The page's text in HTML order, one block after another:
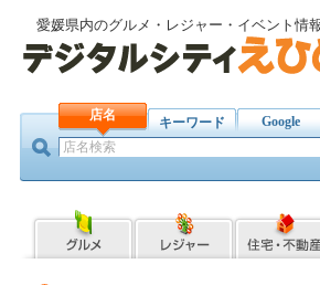
愛媛県内のグルメ・レジャー・イベント情
店名 キーワード Google